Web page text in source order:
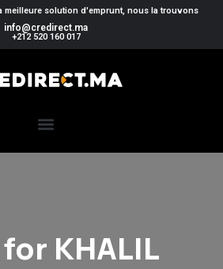
meilleure solution d'emprunt, nous la trouvons
info@credirect.ma
+212 520 160 017
KHALIL